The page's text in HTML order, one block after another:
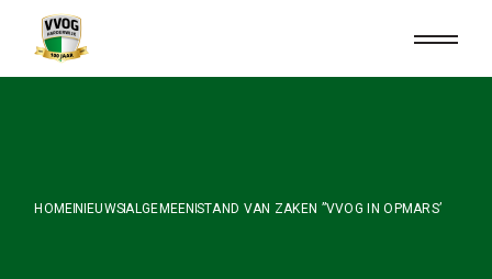
content
HOME NIEUWSALGEMEEN STAND VAN ZAKEN ”VVOG IN OPMARS’